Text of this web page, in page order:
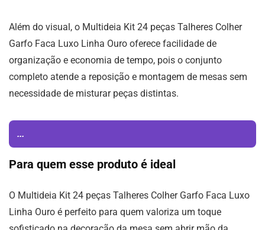
Além do visual, o Multideia Kit 24 peças Talheres Colher
Garfo Faca Luxo Linha Ouro oferece facilidade de
organização e economia de tempo, pois o conjunto
completo atende a reposição e montagem de mesas sem
necessidade de misturar peças distintas.
...
Para quem esse produto é ideal
O Multideia Kit 24 peças Talheres Colher Garfo Faca Luxo
Linha Ouro é perfeito para quem valoriza um toque